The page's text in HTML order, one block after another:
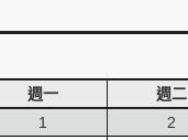
週一 週二
1
2